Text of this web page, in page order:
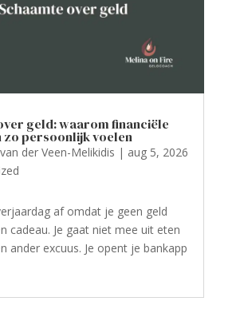
geld: waarom financiële
persoonlijk voelen
der Veen-Melikidis | aug 5, 2026
af omdat je geen geld
cadeau. Je gaat niet mee uit eten
ander excuus. Je opent je bankapp